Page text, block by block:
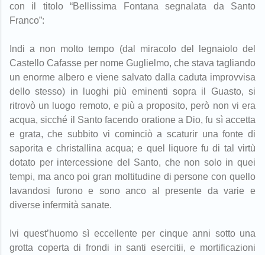
con il titolo “Bellissima Fontana segnalata da Santo
Franco”:
Indi a non molto tempo (dal miracolo del legnaiolo del
Castello Cafasse per nome Guglielmo, che stava tagliando
un enorme albero e viene salvato dalla caduta improvvisa
dello stesso) in luoghi più eminenti sopra il Guasto, si
ritrovò un luogo remoto, e più a proposito, però non vi era
acqua, sicché il Santo facendo oratione a Dio, fu sì accetta
e grata, che subbito vi cominciò a scaturir una fonte di
saporita e christallina acqua; e quel liquore fu di tal virtù
dotato per intercessione del Santo, che non solo in quei
tempi, ma anco poi gran moltitudine di persone con quello
lavandosi furono e sono anco al presente da varie e
diverse infermità sanate.
Ivi quest’huomo sì eccellente per cinque anni sotto una
grotta coperta di frondi in santi esercitii, e mortificazioni